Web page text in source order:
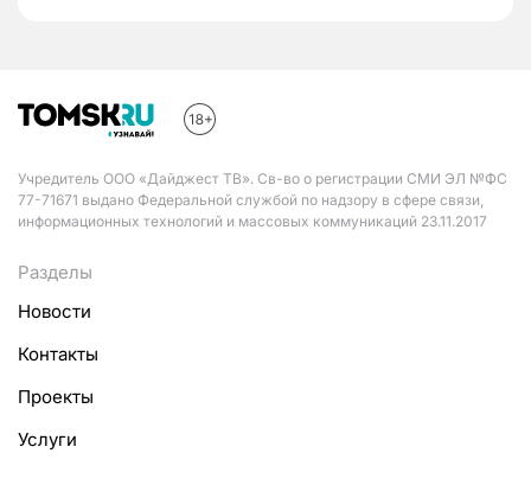
Учредитель ООО «Дайджест ТВ». Св-во о регистрации СМИ ЭЛ №ФС
77-71671 выдано Федеральной службой по надзору в сфере связи,
информационных технологий и массовых коммуникаций 23.11.2017
Разделы
Новости
Контакты
Проекты
Услуги